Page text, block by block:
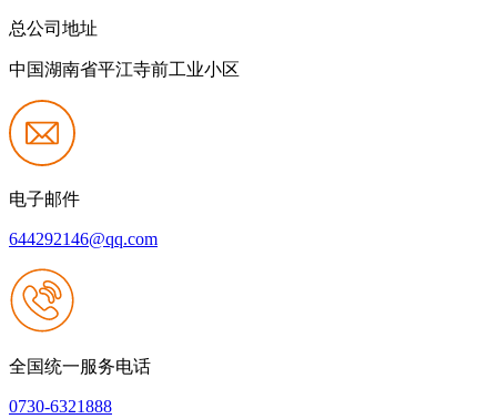
总公司地址
中国湖南省平江寺前工业小区
电子邮件
644292146@qq.com
全国统一服务电话
0730-6321888